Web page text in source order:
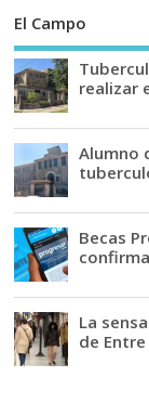
El Campo
realizar
Alumno
Becas
La
de